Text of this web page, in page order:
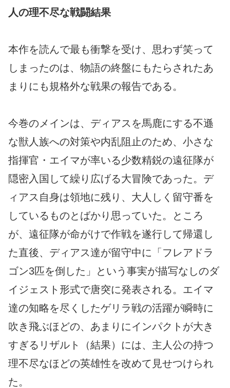
人の理不尽な戦闘結果
本作を読んで最も衝撃を受け、思わず笑って
しまったのは、物語の終盤にもたらされたあ
まりにも規格外な戦果の報告である。
今巻のメインは、ディアスを馬鹿にする不遜
な獣人族への対策や内乱阻止のため、小さな
指揮官・エイマが率いる少数精鋭の遠征隊が
隠密入国して繰り広げる大冒険であった。デ
ィアス自身は領地に残り、大人しく留守番を
しているものとばかり思っていた。ところ
が、遠征隊が命がけで作戦を遂行して帰還し
た直後、ディアス達が留守中に「フレアドラ
ゴン3匹を倒した」という事実が描写なしのダ
イジェスト形式で唐突に発表される。エイマ
達の知略を尽くしたゲリラ戦の活躍が瞬時に
吹き飛ぶほどの、あまりにインパクトが大き
すぎるリザルト（結果）には、主人公の持つ
理不尽なほどの英雄性を改めて見せつけられ
た。